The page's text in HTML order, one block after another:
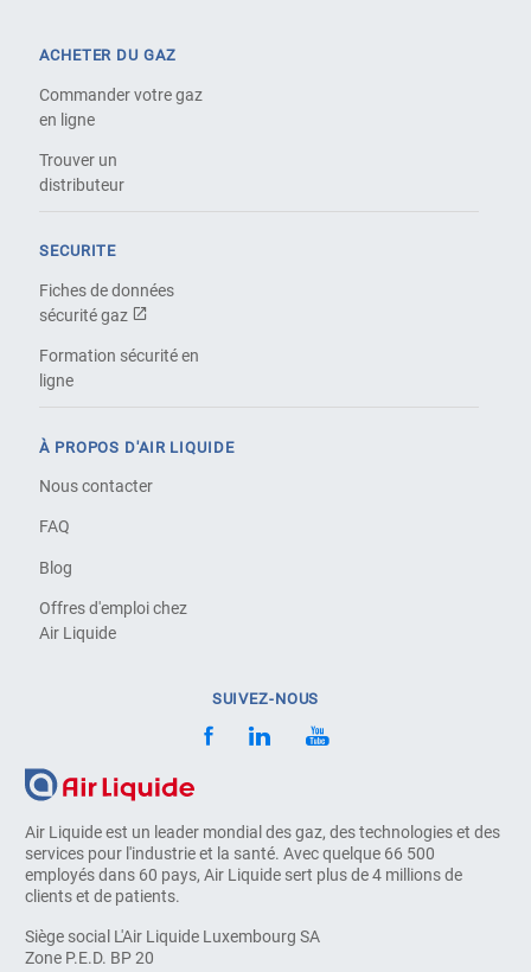
Air Liquide est un leader mondial des gaz, des technologies et des
services pour l'industrie et la santé. Avec quelque 66 500
employés dans 60 pays, Air Liquide sert plus de 4 millions de
clients et de patients.
Siège social L'Air Liquide Luxembourg SA
Zone P.E.D. BP 20
ACHETER DU GAZ
Commander votre gaz
en ligne
Trouver un
distributeur
SECURITE
Fiches de données
sécurité gaz
Formation sécurité en
ligne
À PROPOS D'AIR LIQUIDE
Nous contacter
FAQ
Blog
Offres d'emploi chez
Air Liquide
SUIVEZ-NOUS